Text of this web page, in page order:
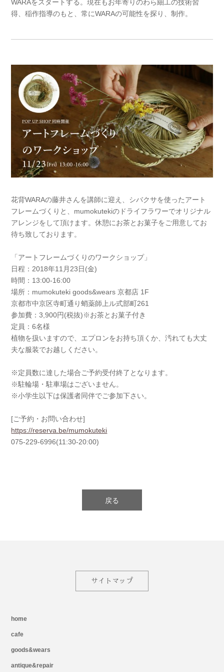
WARAをスタートする。現在もお年寄りのわら細工の技術習
得、稲作指導のもと、常にWARAの可能性を探り、制作。
花背WARAの藤井さんを講師に迎え、シバクサを使ったアート
フレームづくりと、mumokutekiのドライフラワーでオリジナル
アレンジをして頂けます。休憩にお茶とお菓子をご用意してお
待ち致しております。
「アートフレームづくりのワークショップ」
日程：2018年11月23日(金)
時間：13:00-16:00
場所：mumokuteki goods&wears 京都店 1F
京都市中京区寺町通り蛸薬師上ル式部町261
参加費：3,900円(税抜)※お茶とお菓子付き
定員：6名様
植物を扱いますので、エプロンをお持ち頂くか、汚れても大丈
夫な服装でお越しください。
※定員数に達した場合ご予約受付終了となります。
※駐輪場・駐車場はございません。
※小学生以下は保護者同伴でご参加下さい。
[ご予約・お問い合わせ]
https://reserva.be/mumokuteki
075-229-6996(11:30-20:00)
戻る
サイトマップ
home
cafe
goods&wears
antique&repair